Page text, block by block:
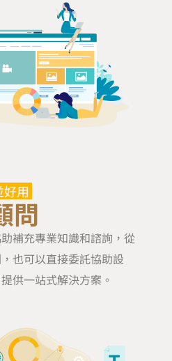
用
問
補充專業知識和諮詢，從
也可以直接委託協助設
供一站式解決方案。